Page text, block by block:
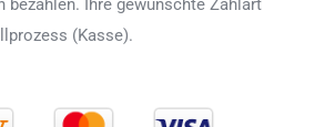
bezahlen. Ihre gewünschte Zahlart
(Kasse).